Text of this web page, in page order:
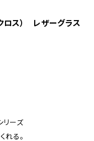
ス） レザーグラス
リーズ
れる。